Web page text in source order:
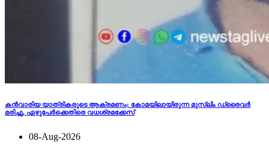
കന്‍വാരിയ യാത്രികരുടെ ആക്രമണം; കോമയിലായിരുന്ന മുസ്ലിം ഡ്രൈവര്‍
മരിച്ചു, ഏഴുപേര്‍ക്കെതിരെ വധശ്രമക്കേസ്
08-Aug-2026